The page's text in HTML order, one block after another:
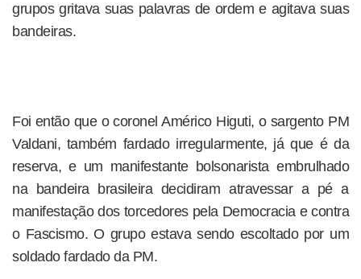
grupos gritava suas palavras de ordem e agitava suas
bandeiras.
Foi então que o coronel Américo Higuti, o sargento PM
Valdani, também fardado irregularmente, já que é da
reserva, e um manifestante bolsonarista embrulhado
na bandeira brasileira decidiram atravessar a pé a
manifestação dos torcedores pela Democracia e contra
o Fascismo. O grupo estava sendo escoltado por um
soldado fardado da PM.